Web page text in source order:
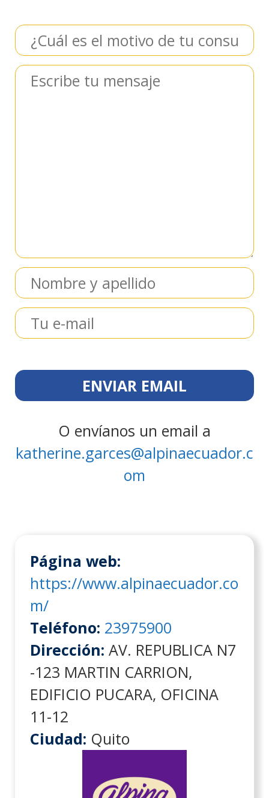
O envíanos un email a
katherine.garces@alpinaecuador.c
om
Página web:
https://www.alpinaecuador.co
m/
Teléfono: 23975900
Dirección: AV. REPUBLICA N7
-123 MARTIN CARRION,
EDIFICIO PUCARA, OFICINA
11-12
Ciudad: Quito